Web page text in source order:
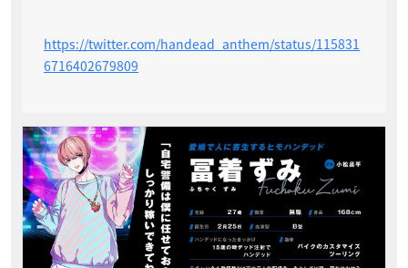
https://twitter.com/handead_anthem/status/115831
6716402679809